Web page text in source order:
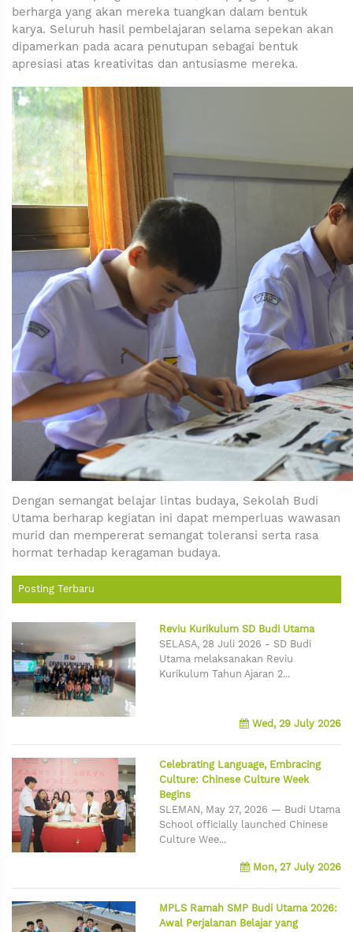
berharga yang akan mereka tuangkan dalam bentuk
karya. Seluruh hasil pembelajaran selama sepekan akan
dipamerkan pada acara penutupan sebagai bentuk
apresiasi atas kreativitas dan antusiasme mereka.
Dengan semangat belajar lintas budaya, Sekolah Budi
Utama berharap kegiatan ini dapat memperluas wawasan
murid dan mempererat semangat toleransi serta rasa
hormat terhadap keragaman budaya.
Posting Terbaru
Reviu Kurikulum SD Budi Utama
SELASA, 28 Juli 2026 - SD Budi
Utama melaksanakan Reviu
Kurikulum Tahun Ajaran 2...
Wed, 29 July 2026
Celebrating Language, Embracing
Culture: Chinese Culture Week
Begins
SLEMAN, May 27, 2026 — Budi Utama
School officially launched Chinese
Culture Wee...
Mon, 27 July 2026
MPLS Ramah SMP Budi Utama 2026:
Awal Perjalanan Belajar yang